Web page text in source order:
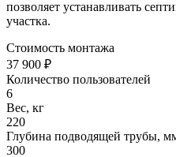
позволяет устанавливать
участка.
Стоимость монтажа
37 900 ₽
Количество пользователей
6
Вес, кг
220
Глубина подводящей трубы,
300